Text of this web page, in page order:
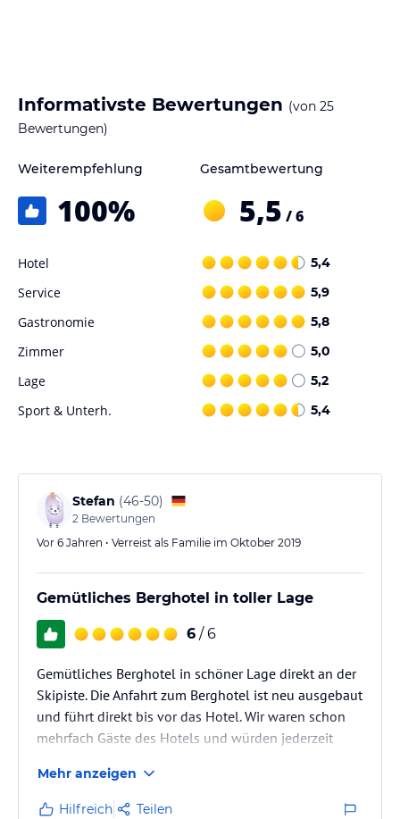
Informativste Bewertungen (von 25
Bewertungen)
Weiterempfehlung
100%
Gesamtbewertung
5,5 / 6
Hotel 5,4
Service 5,9
Gastronomie 5,8
Zimmer 5,0
Lage 5,2
Sport & Unterh. 5,4
Stefan (46-50)
2 Bewertungen
Vor 6 Jahren • Verreist als Familie im Oktober 2019
Gemütliches Berghotel in toller Lage
6 / 6
Gemütliches Berghotel in schöner Lage direkt an der
Skipiste. Die Anfahrt zum Berghotel ist neu ausgebaut
und führt direkt bis vor das Hotel. Wir waren schon
mehrfach Gäste des Hotels und würden jederzeit
Mehr anzeigen
Hilfreich Teilen